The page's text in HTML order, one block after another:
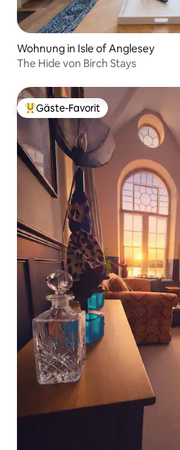
Wohnung in Isle of Anglesey
The Hide von Birch Stays
Beliebter Gäste-Favorit.
Gäste-Favorit